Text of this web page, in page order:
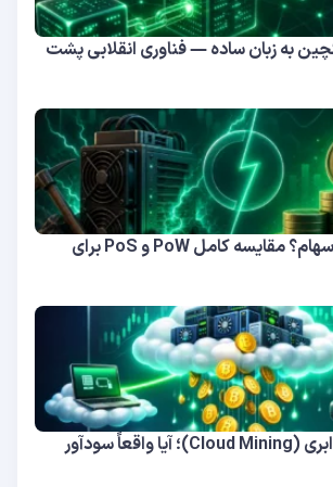
به زبان ساده — فناوری انقلابی پشت
اثبات کار یا اثبات سهام؟ مقایسه کامل PoW و PoS برای
آموزش استخراج ابری (Cloud Mining)؛ آیا واقعاً سودآور